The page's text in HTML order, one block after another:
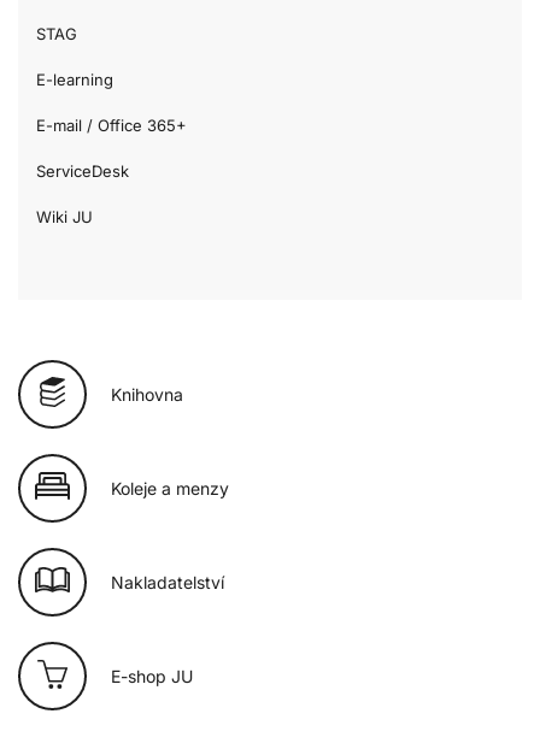
STAG
E-learning
E-mail / Office 365+
ServiceDesk
Wiki JU
Knihovna
Koleje a menzy
Nakladatelství
E-shop JU